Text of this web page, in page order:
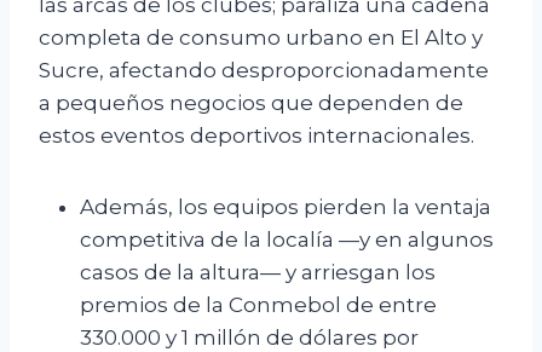
las arcas de los clubes; paraliza una cadena
completa de consumo urbano en El Alto y
Sucre, afectando desproporcionadamente
a pequeños negocios que dependen de
estos eventos deportivos internacionales.
Además, los equipos pierden la ventaja
competitiva de la localía —y en algunos
casos de la altura— y arriesgan los
premios de la Conmebol de entre
330.000 y 1 millón de dólares por